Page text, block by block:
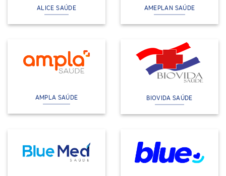
ALICE SAÚDE AMEPLAN SAÚDE
AMPLA SAÚDE BIOVIDA SAÚDE